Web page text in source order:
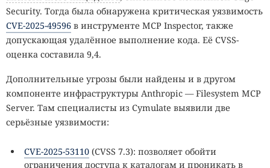
Security. Тогда была обнаружена критическая уязвимость
CVE-2025-49596 в инструменте MCP Inspector, также
допускающая удалённое выполнение кода. Её CVSS-
оценка составила 9,4.
Дополнительные угрозы были найдены и в другом
компоненте инфраструктуры Anthropic — Filesystem MCP
Server. Там специалисты из Cymulate выявили две
серьёзные уязвимости:
CVE-2025-53110 (CVSS 7.3): позволяет обойти
ограничения доступа к каталогам и проникать в